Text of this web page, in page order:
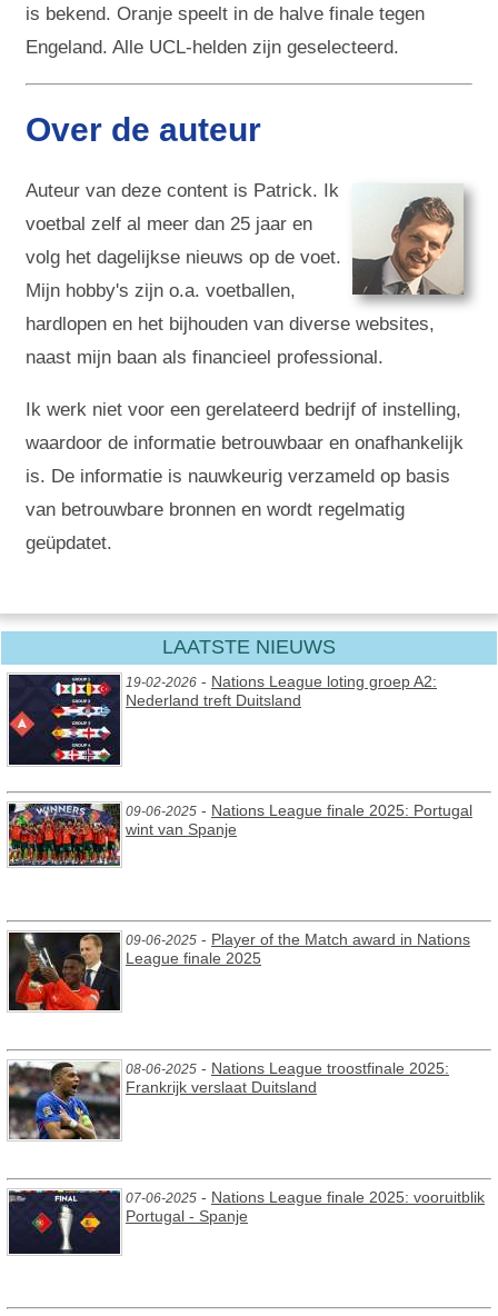
is bekend. Oranje speelt in de halve finale tegen
Engeland. Alle UCL-helden zijn geselecteerd.
Over de auteur
Auteur van deze content is Patrick. Ik
voetbal zelf al meer dan 25 jaar en
volg het dagelijkse nieuws op de voet.
Mijn hobby's zijn o.a. voetballen,
hardlopen en het bijhouden van diverse websites,
naast mijn baan als financieel professional.
Ik werk niet voor een gerelateerd bedrijf of instelling,
waardoor de informatie betrouwbaar en onafhankelijk
is. De informatie is nauwkeurig verzameld op basis
van betrouwbare bronnen en wordt regelmatig
geüpdatet.
LAATSTE NIEUWS
19-02-2026 - Nations League loting groep A2:
Nederland treft Duitsland
09-06-2025 - Nations League finale 2025: Portugal
wint van Spanje
09-06-2025 - Player of the Match award in Nations
League finale 2025
08-06-2025 - Nations League troostfinale 2025:
Frankrijk verslaat Duitsland
07-06-2025 - Nations League finale 2025: vooruitblik
Portugal - Spanje